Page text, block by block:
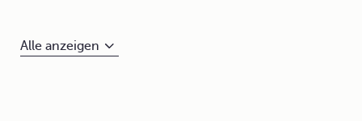
Alle anzeigen